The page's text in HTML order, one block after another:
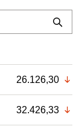
26.126,30
32.426,33